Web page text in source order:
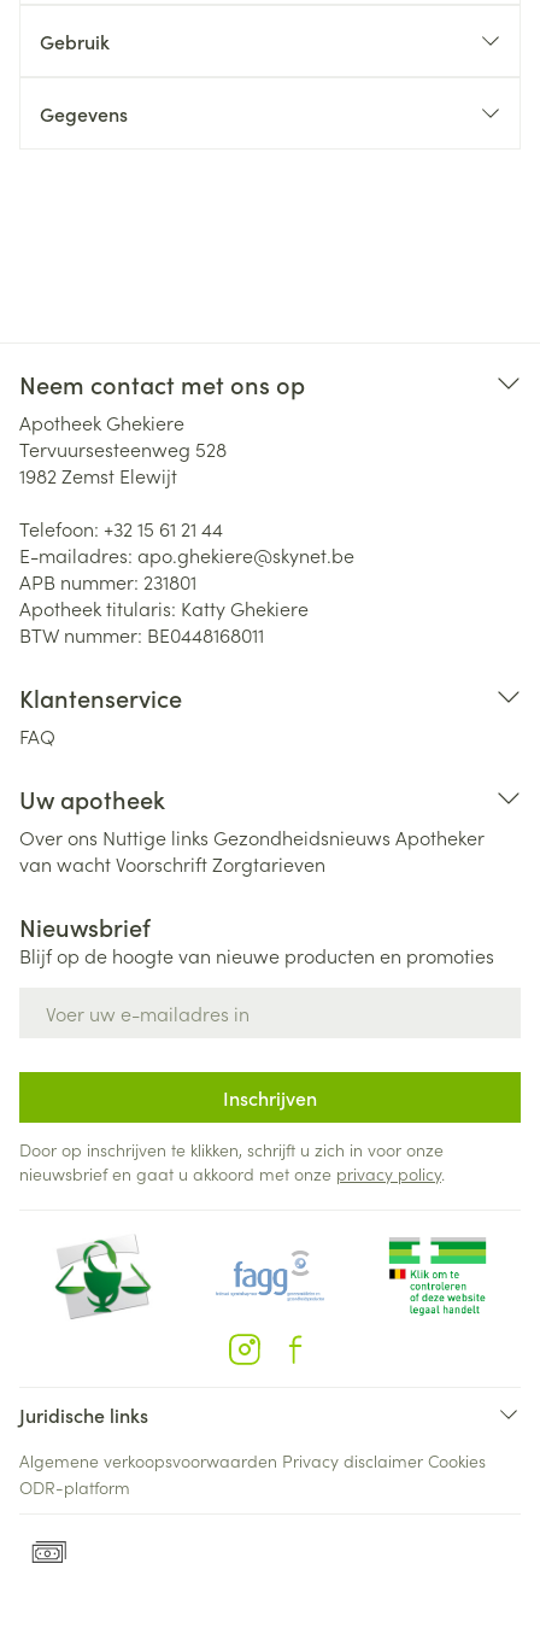
Gebruik
Gegevens
Neem contact met ons op
Apotheek Ghekiere
Tervuursesteenweg 528
1982 Zemst Elewijt
Telefoon: +32 15 61 21 44
E-mailadres: apo.ghekiere@skynet.be
APB nummer: 231801
Apotheek titularis: Katty Ghekiere
BTW nummer: BE0448168011
Klantenservice
FAQ
Uw apotheek
Over ons Nuttige links Gezondheidsnieuws Apotheker
van wachtVoorschriftZorgtarieven
Nieuwsbrief
Blijf op de hoogte van nieuwe producten en promoties
Inschrijven
Door op inschrijven te klikken, schrijft u zich in voor onze
nieuwsbrief en gaat u akkoord met onze privacy policy.
Juridische links
Algemene verkoopsvoorwaarden Privacy disclaimer Cookies
ODR-platform